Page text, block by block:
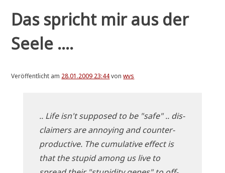
Das spricht mir aus der
Seele ....
Veröffentlicht am 28.01.2009 23:44vonwvs
.. Life isn't sup­po­sed to be "safe" .. dis­
clai­mers are annoy­ing and coun­ter­
pro­duc­ti­ve. The cumu­la­ti­ve effect is
that the stu­pid among us live to